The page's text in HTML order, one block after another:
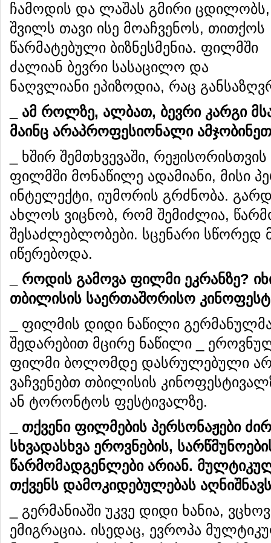
ჩამოდის და ლაშას გმირი ცდილობს,
შვილს თავი ისე მოაჩვენოს, თითქოს
წარმატებული ბიზნესმენია. ფილმში
ძალიან ბევრი სასაცილო და
ნაღვლიანი ეპიზოდია, რაც
_ ამ როლზე, ალბათ, ბევრი კარგი
მაინც არაპროფესიონალი
_ ხშირ შემთხვევაში,
ფილმში მონაწილე ადამიანი, მისი
ინტელექტი, იუმორის გრძნობა.
ახლოს ვიცნობ, რომ შემიძლია,
შესაძლებლობები. სცენარი სწორედ
იწერებოდა.
_ როდის გამოვა ფილმი ეკრანზე?
თბილისის საერთაშორისო
_ ფილმის დიდი ნაწილი
შედარებით მცირე ნაწილი _
ფილმი ბოლომდე დასრულებული არ
ვაჩვენებთ თბილისის
ან ტორონტოს ფესტივალზე.
_ თქვენი ფილმების პერსონაჟები
სხვადასხვა ეროვნების,
წარმომადგენლები არიან.
თქვენს დამოკიდებულებას
_ გერმანიაში უკვე დიდი ხანია,
ემიგრაცია. ისედაც, ევროპა